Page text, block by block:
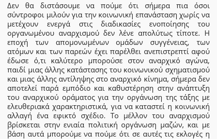
Δεν θα διστάσουμε να πούμε ότι σήμερα πια όσοι
σύντροφοι μιλούν για την κοινωνική επανάσταση χωρίς να
μετέχουν ενεργά στις διαδικασίες ενοποίησης του
οργανωμένου αναρχισμού δεν λένε απολύτως τίποτε. Η
εποχή των απομονωμένων ομάδων συγγένειας, των
ατόμων και των παρεών έχει παρέλθει ανεπιστρεπτί αφού
έδωσε ό,τι καλύτερο μπορούσε στον αναρχικό αγώνα,
παιδί μιας άλλης κατάστασης του κοινωνικού σχηματισμού
και μιας άλλης αντίληψης στο αναρχικό κίνημα, σήμερα δεν
αποτελεί παρά εμπόδιο και καθυστέρηση στην ανάπτυξη
του αναρχικού οράματος για την οργάνωση της τάξης με
ελευθεριακά χαρακτηριστικά, για να καταστεί η κοινωνική
αλλαγή ένα εφικτό σχέδιο. Το μέλλον του αναρχισμού
βρίσκεται στην ενιαία πολιτική οργάνωση μαζών, και με
βάση αυτά μπορούμε να πούμε ότι σε αυτές τις εκλογές η